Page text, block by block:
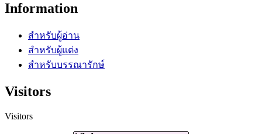
Information
สำหรับผู้อ่าน
สำหรับผู้แต่ง
สำหรับบรรณารักษ์
Visitors
Visitors